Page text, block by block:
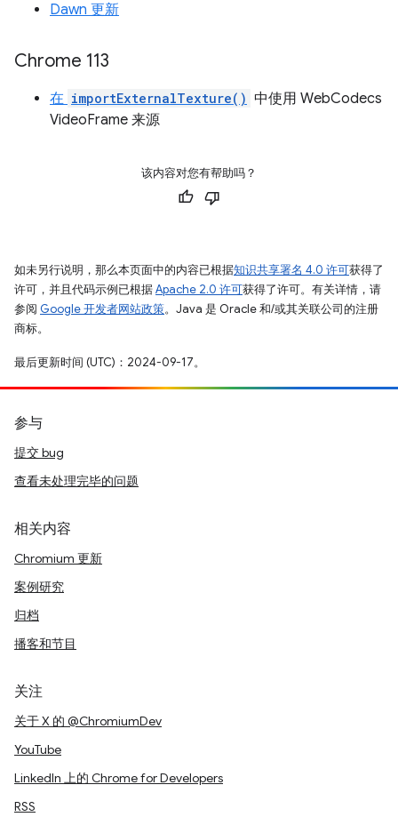
Dawn 更新
Chrome 113
在 importExternalTexture() 中使用 WebCodecs
VideoFrame 来源
该内容对您有帮助吗？
如未另行说明，那么本页面中的内容已根据知识共享署名 4.0 许可获得了
许可，并且代码示例已根据Apache 2.0 许可获得了许可。有关详情，请
参阅 Google 开发者网站政策。Java 是 Oracle 和/或其关联公司的注册
商标。
最后更新时间 (UTC)：2024-09-17。
参与
提交 bug
查看未处理完毕的问题
相关内容
Chromium 更新
案例研究
归档
播客和节目
关注
关于 X 的 @ChromiumDev
YouTube
LinkedIn 上的 Chrome for Developers
RSS